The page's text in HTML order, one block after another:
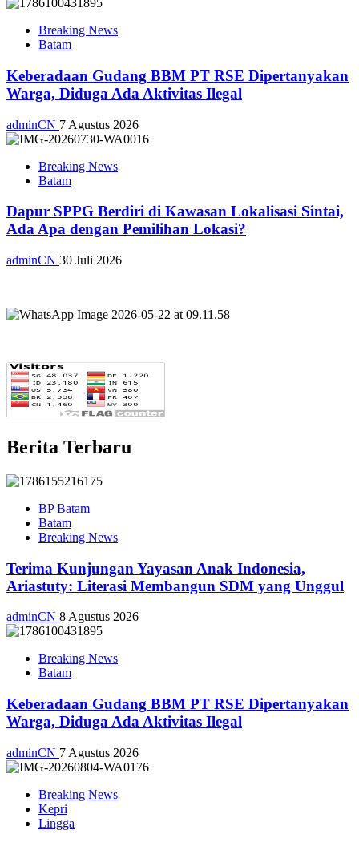
Breaking News
Batam
Keberadaan Gudang BBM PT RSE Dipertanyakan
Warga, Diduga Ada Aktivitas Ilegal
adminCN 7 Agustus 2026
Breaking News
Batam
Dapur SPPG Berdiri di Kawasan Lokalisasi Sintai,
Ada Apa dengan Pemilihan Lokasi?
adminCN 30 Juli 2026
Berita Terbaru
BP Batam
Batam
Breaking News
Terima Kunjungan Yayasan Anak Indonesia,
Ariastuty: Literasi Membangun SDM yang Unggul
adminCN 8 Agustus 2026
Breaking News
Batam
Keberadaan Gudang BBM PT RSE Dipertanyakan
Warga, Diduga Ada Aktivitas Ilegal
adminCN 7 Agustus 2026
Breaking News
Kepri
Lingga